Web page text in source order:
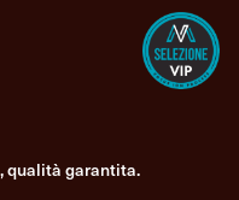
qualità garantita.